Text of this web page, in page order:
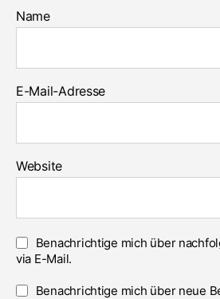
Name
E-Mail-Adresse
Website
Benachrichtige mich über
via E-Mail.
Benachrichtige mich über neue